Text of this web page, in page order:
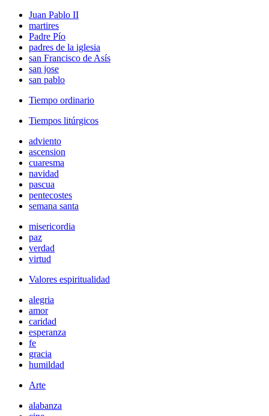
Juan Pablo II
martires
Padre Pío
padres de la iglesia
san Francisco de Asís
san jose
san pablo
Tiempo ordinario
Tiempos litúrgicos
adviento
ascension
cuaresma
navidad
pascua
pentecostes
semana santa
misericordia
paz
verdad
virtud
Valores espiritualidad
alegria
amor
caridad
esperanza
fe
gracia
humildad
Arte
alabanza